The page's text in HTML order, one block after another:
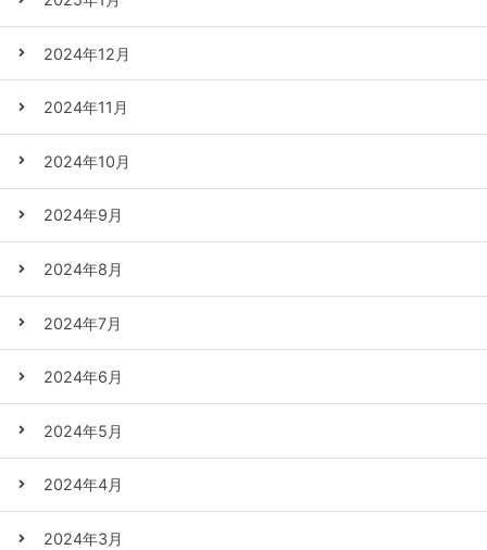
2024年12月
2024年11月
2024年10月
2024年9月
2024年8月
2024年7月
2024年6月
2024年5月
2024年4月
2024年3月